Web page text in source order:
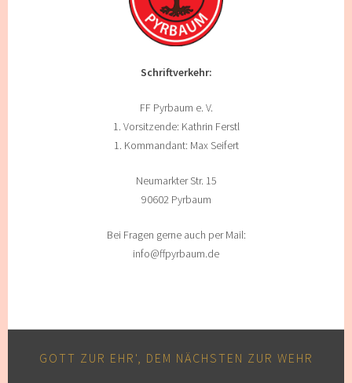
Schriftverkehr:
FF Pyrbaum e. V.
1. Vorsitzende: Kathrin Ferstl
1. Kommandant: Max Seifert
Neumarkter Str. 15
90602 Pyrbaum
Bei Fragen gerne auch per Mail:
info@ffpyrbaum.de
GOTT ZUR EHR', DEM NÄCHSTEN ZUR WEHR